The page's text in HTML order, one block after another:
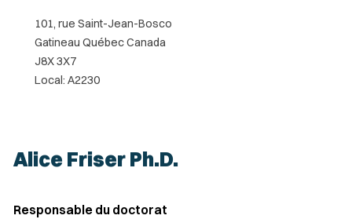
101, rue Saint-Jean-Bosco
Gatineau Québec Canada
J8X 3X7
Local: A2230
Alice Friser Ph.D.
Responsable du doctorat